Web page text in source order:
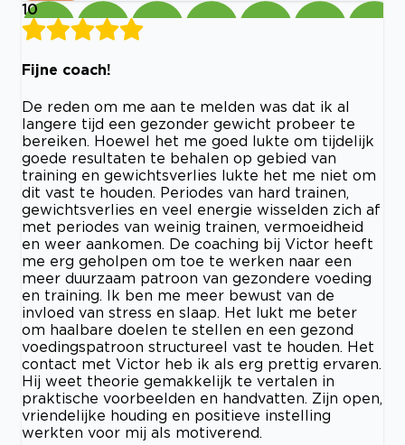
10
Fijne coach!
De reden om me aan te melden was dat ik al
langere tijd een gezonder gewicht probeer te
bereiken. Hoewel het me goed lukte om tijdelijk
goede resultaten te behalen op gebied van
training en gewichtsverlies lukte het me niet om
dit vast te houden. Periodes van hard trainen,
gewichtsverlies en veel energie wisselden zich af
met periodes van weinig trainen, vermoeidheid
en weer aankomen. De coaching bij Victor heeft
me erg geholpen om toe te werken naar een
meer duurzaam patroon van gezondere voeding
en training. Ik ben me meer bewust van de
invloed van stress en slaap. Het lukt me beter
om haalbare doelen te stellen en een gezond
voedingspatroon structureel vast te houden. Het
contact met Victor heb ik als erg prettig ervaren.
Hij weet theorie gemakkelijk te vertalen in
praktische voorbeelden en handvatten. Zijn open,
vriendelijke houding en positieve instelling
werkten voor mij als motiverend.